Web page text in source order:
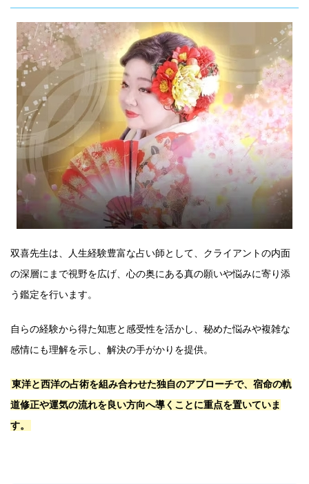
双喜先生は、人生経験豊富な占い師として、クライアントの内面
の深層にまで視野を広げ、心の奥にある真の願いや悩みに寄り添
う鑑定を行います。
自らの経験から得た知恵と感受性を活かし、秘めた悩みや複雑な
感情にも理解を示し、解決の手がかりを提供。
東洋と西洋の占術を組み合わせた独自のアプローチで、宿命の軌
道修正や運気の流れを良い方向へ導くことに重点を置いていま
す。